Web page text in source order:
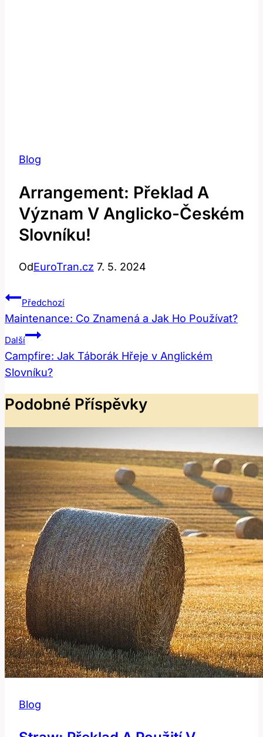
Blog
Arrangement: Překlad A
Význam V Anglicko-Českém
Slovníku!
OdEuroTran.cz 7. 5. 2024
Navigace
Pro
Příspěvek
Předchozí
Maintenance: Co Znamená a Jak Ho Používat?
Další
Campfire: Jak Táborák Hřeje v Anglickém
Slovníku?
Podobné Příspěvky
Blog